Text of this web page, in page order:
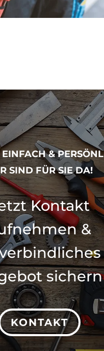
&
SIND FÜR SIE DA!
Kontakt
&
sichern
KONTAKT